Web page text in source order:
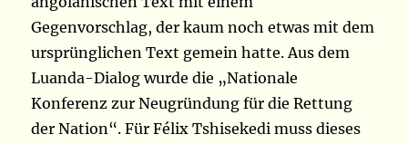
Gegenvorschlag, der kaum noch etwas mit dem
ursprünglichen Text gemein hatte. Aus dem
Luanda-Dialog wurde die „Nationale
Konferenz zur Neugründung für die Rettung
der Nation“. Für Félix Tshisekedi muss dieses